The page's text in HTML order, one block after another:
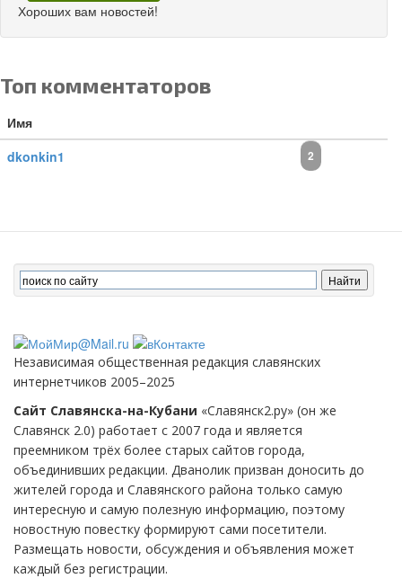
Хороших вам новостей!
Топ комментаторов
Имя
dkonkin1
2
Независимая общественная редакция славянских
интернетчиков 2005–2025
Сайт Славянска-на-Кубани «Славянск2.ру» (он же
Славянск 2.0) работает с 2007 года и является
преемником трёх более старых сайтов города,
объединивших редакции. Дванолик призван доносить до
жителей города и Славянского района только самую
интересную и самую полезную информацию, поэтому
новостную повестку формируют сами посетители.
Размещать новости, обсуждения и объявления может
каждый без регистрации.